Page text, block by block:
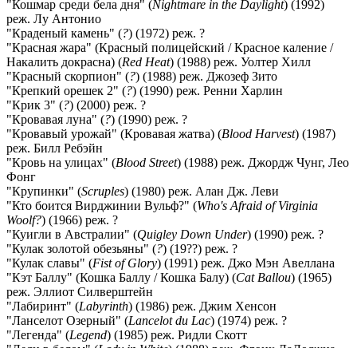
"Кошмар среди бела дня" (Nightmare in the Daylight) (1992)
реж. Лу Антонио
"Краденый камень" (?) (1972) реж. ?
"Красная жара" (Красный полицейский / Красное каление /
Накалить докрасна) (Red Heat) (1988) реж. Уолтер Хилл
"Красный скорпион" (?) (1988) реж. Джозеф Зито
"Крепкий орешек 2" (?) (1990) реж. Ренни Харлин
"Крик 3" (?) (2000) реж. ?
"Кровавая луна" (?) (1990) реж. ?
"Кровавый урожай" (Кровавая жатва) (Blood Harvest) (1987)
реж. Билл Ребэйн
"Кровь на улицах" (Blood Street) (1988) реж. Джордж Чунг, Лео
Фонг
"Крупинки" (Scruples) (1980) реж. Алан Дж. Леви
"Кто боится Вирджинии Вульф?" (Who's Afraid of Virginia
Woolf?) (1966) реж. ?
"Куигли в Австралии" (Quigley Down Under) (1990) реж. ?
"Кулак золотой обезьяны" (?) (19??) реж. ?
"Кулак славы" (Fist of Glory) (1991) реж. Джо Мэн Авеллана
"Кэт Баллу" (Кошка Баллу / Кошка Балу) (Cat Ballou) (1965)
реж. Эллиот Силверштейн
"Лабиринт" (Labyrinth) (1986) реж. Джим Хенсон
"Ланселот Озерный" (Lancelot du Lac) (1974) реж. ?
"Легенда" (Legend) (1985) реж. Ридли Скотт